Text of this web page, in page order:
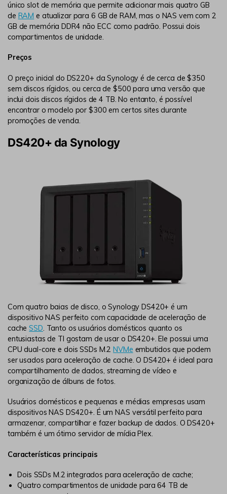
único slot de memória que permite adicionar mais quatro GB
de RAM e atualizar para 6 GB de RAM, mas o NAS vem com 2
GB de memória DDR4 não ECC como padrão. Possui dois
compartimentos de unidade.
Preços
O preço inicial do DS220+ da Synology é de cerca de $350
sem discos rígidos, ou cerca de $500 para uma versão que
inclui dois discos rígidos de 4 TB. No entanto, é possível
encontrar o modelo por $300 em certos sites durante
promoções de venda.
DS420+ da Synology
Com quatro baias de disco, o Synology DS420+ é um
dispositivo NAS perfeito com capacidade de aceleração de
cacheSSD. Tanto os usuários domésticos quanto os
entusiastas de TI gostam de usar o DS420+. Ele possui uma
CPU dual-core e dois SSDs M.2NVMe embutidos que podem
ser usados para aceleração de cache. O DS420+ é ideal para
compartilhamento de dados, streaming de vídeo e
organização de álbuns de fotos.
Usuários domésticos e pequenas e médias empresas usam
dispositivos NAS DS420+. É um NAS versátil perfeito para
armazenar, compartilhar e fazer backup de dados. O DS420+
também é um ótimo servidor de mídia Plex.
Características principais
Dois SSDs M.2 integrados para aceleração de cache;
Quatro compartimentos de unidade para 64 TB de